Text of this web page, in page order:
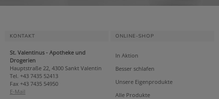
KONTAKT
St. Valentinus - Apotheke und
Drogerien
Hauptstraße 22, 4300 Sankt Valentin
Tel. +43 7435 52413
Fax +43 7435 54950
E-Mail
ONLINE-SHOP
In Aktion
Besser schlafen
Unsere Eigenprodukte
Alle Produkte